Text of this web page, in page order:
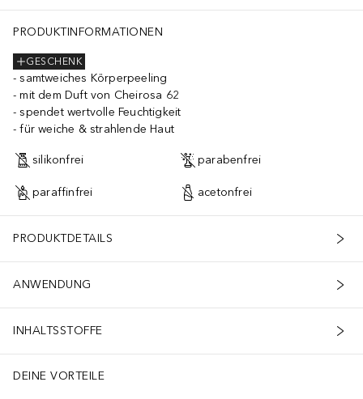
PRODUKTINFORMATIONEN
GESCHENK
samtweiches Körperpeeling
mit dem Duft von Cheirosa 62
spendet wertvolle Feuchtigkeit
für weiche & strahlende Haut
silikonfrei parabenfrei
paraffinfrei acetonfrei
PRODUKTDETAILS
ANWENDUNG
INHALTSSTOFFE
DEINE VORTEILE